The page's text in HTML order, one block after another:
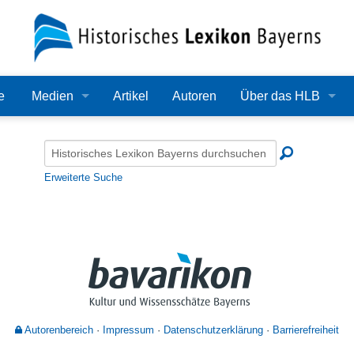
Medien
Audio
Alle Dateien
Artikel Autoren Über das HLB
Redaktion
Bearbeitungsstand
Zehn Jahre HLB
Erweiterte Suche
Autorenbereich Impressum Datenschutzerklärung Barrierefreiheit